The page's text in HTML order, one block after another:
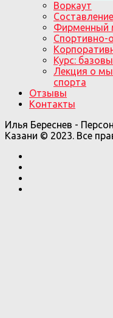
Воркаут
Фирменный
Спортивно-
Курс:
Лекция о
спорта
Отзывы
Контакты
Илья Береснев -
Казани © 2023. Все